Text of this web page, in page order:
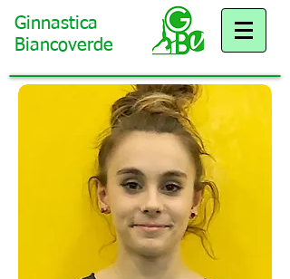
Ginnastica
Biancoverde